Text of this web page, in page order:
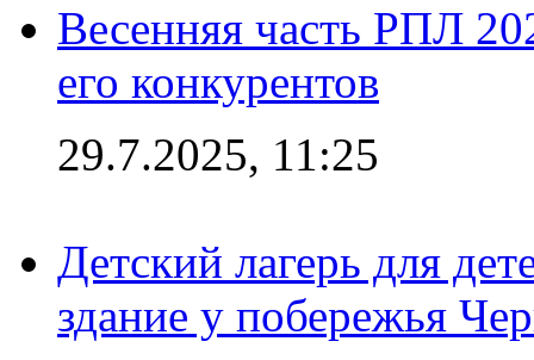
Весенняя часть РПЛ
его конкурентов
29.7.2025, 11:25
Детский лагерь для
здание у побережья